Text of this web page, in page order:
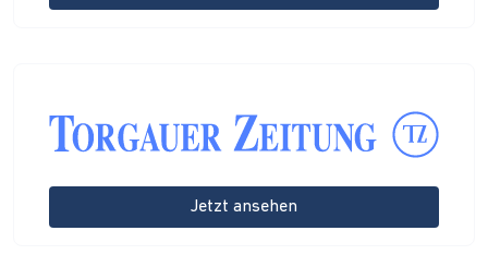
Jetzt ansehen